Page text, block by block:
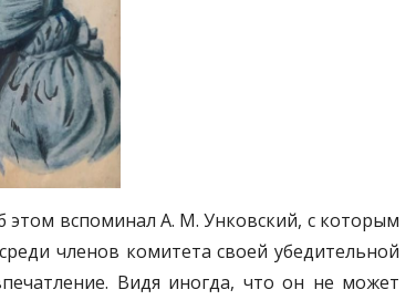
этом вспоминал А. М. Унковский, с которым
членов комитета своей убедительной
Видя иногда, что он не может